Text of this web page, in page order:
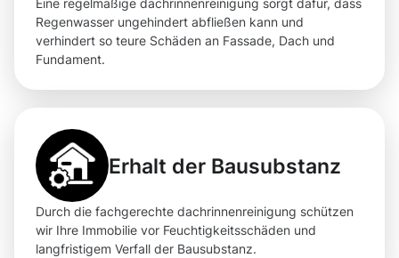
Eine regelmäßige dachrinnenreinigung sorgt dafür, dass
Regenwasser ungehindert abfließen kann und
verhindert so teure Schäden an Fassade, Dach und
Fundament.
Erhalt der Bausubstanz
Durch die fachgerechte dachrinnenreinigung schützen
wir Ihre Immobilie vor Feuchtigkeitsschäden und
langfristigem Verfall der Bausubstanz.